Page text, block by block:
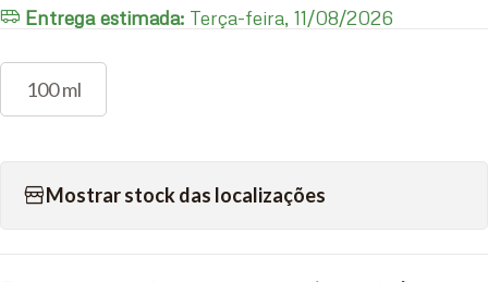
Entrega estimada: Terça-feira, 11/08/2026
100 ml
Mostrar stock das localizações